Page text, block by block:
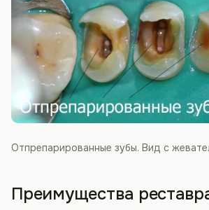
Отпрепарированные зубы. Вид с
Преимущества